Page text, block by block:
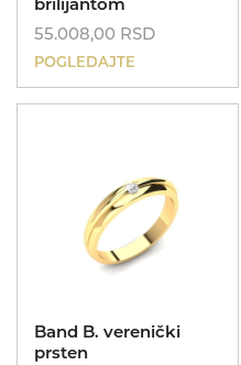
55.008,00 RSD
POGLEDAJTE
Band B. verenički
prsten